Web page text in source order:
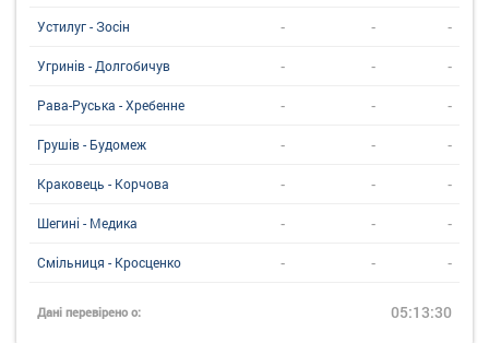
Устилуг - Зосін - - -
Угринiв - Долгобичув - - -
Рава-Руська - Хребенне - - -
Грушів - Будомеж - - -
Краковець - Корчова - - -
Шегині - Медика - - -
Смільниця - Кросценко - - -
Дані перевірено о: 05:13:30